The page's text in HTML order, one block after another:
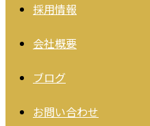
採用情報
会社概要
ブログ
お問い合わせ